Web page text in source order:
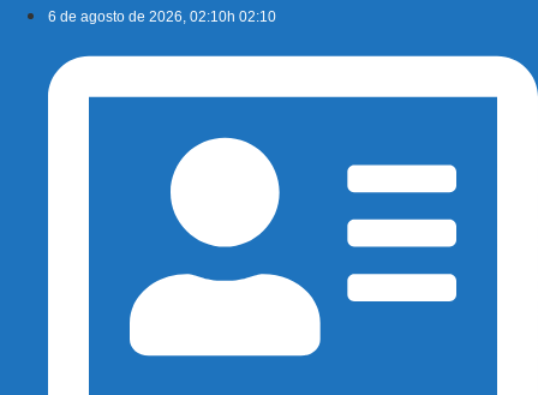
conteúdo
6 de agosto de 2026, 02:10h 02:10